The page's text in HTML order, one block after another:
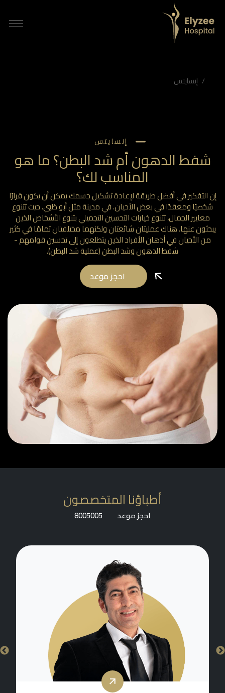
إنسايتس
إنسايتس
شفط الدهون أم شد البطن؟ ما هو
المناسب لك؟
إن التفكير في أفضل طريقة لإعادة تشكيل جسمك يمكن أن يكون قرارًا
شخصيًا ومعقدًا في بعض الأحيان. في مدينة مثل أبو ظبي، حيث تتنوع
معايير الجمال، تتنوع خيارات التحسين التجميلي بتنوع الأشخاص الذين
يبحثون عنها. هناك عمليتان شائعتان ولكنهما مختلفتان تمامًا في كثير
من الأحيان في أذهان الأفراد الذين يتطلعون إلى تحسين قوامهم -
شفط الدهون وشد البطن (عملية شد البطن).
احجز موعد
أطباؤنا المتخصصون
احجز موعد 8005005